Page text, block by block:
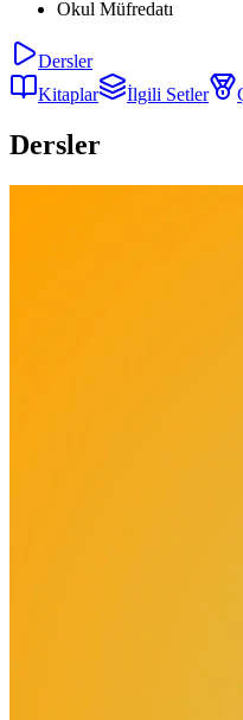
Okul Müfredatı
Dersler
Kitaplar
İlgili Setler
Dersler